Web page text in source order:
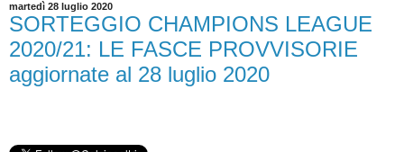
martedì 28 luglio 2020
SORTEGGIO CHAMPIONS LEAGUE
2020/21: LE FASCE PROVVISORIE
aggiornate al 28 luglio 2020